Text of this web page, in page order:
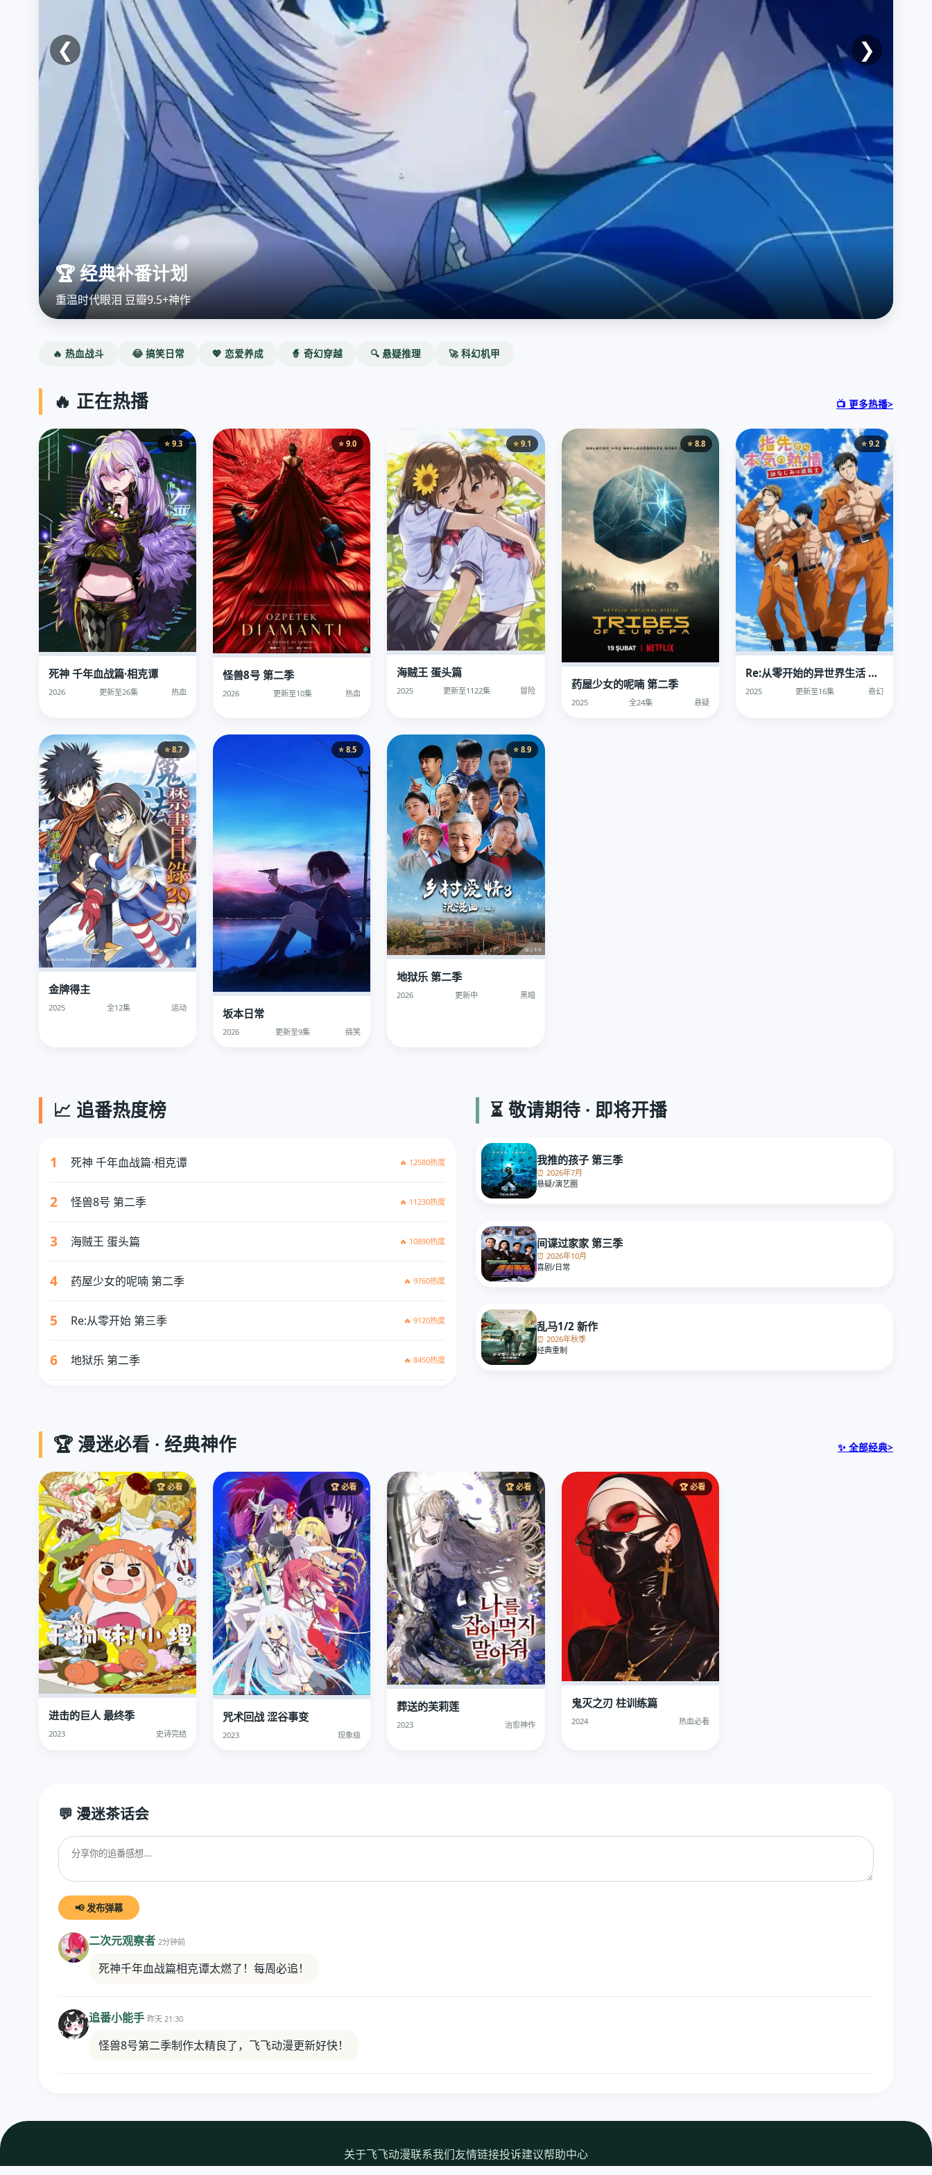
🏆 经典补番计划
重温时代眼泪 豆瓣9.5+神作
❮ ❯
🔥 热血战斗 😂 搞笑日常 💖 恋爱养成 🧙 奇幻穿越 🔍 悬疑推理 🚀 科幻机甲
🔥 正在热播 📺 更多热播>
⭐ 9.3
死神 千年血战篇·相克谭
2026 更新至26集 热血
⭐ 9.0
怪兽8号 第二季
2026 更新至10集 热血
⭐ 9.1
海贼王 蛋头篇
2025 更新至1122集 冒险
⭐ 8.8
药屋少女的呢喃 第二季
2025 全24集 悬疑
⭐ 9.2
Re:从零开始的异世界生活 第三季
2025 更新至16集 奇幻
⭐ 8.7
金牌得主
2025 全12集 运动
⭐ 8.5
坂本日常
2026 更新至9集 搞笑
⭐ 8.9
地狱乐 第二季
2026 更新中 黑暗
📈 追番热度榜
1 死神 千年血战篇·相克谭 🔥 12580热度
2 怪兽8号 第二季 🔥 11230热度
3 海贼王 蛋头篇 🔥 10890热度
4 药屋少女的呢喃 第二季 🔥 9760热度
5 Re:从零开始 第三季 🔥 9120热度
6 地狱乐 第二季 🔥 8450热度
⏳ 敬请期待 · 即将开播
我推的孩子 第三季
⏰ 2026年7月
悬疑/演艺圈
间谍过家家 第三季
⏰ 2026年10月
喜剧/日常
乱马1/2 新作
⏰ 2026年秋季
经典重制
🏆 漫迷必看 · 经典神作 ✨ 全部经典>
🏆 必看
进击的巨人 最终季
2023 史诗完结
🏆 必看
咒术回战 涩谷事变
2023 现象级
🏆 必看
葬送的芙莉莲
2023 治愈神作
🏆 必看
鬼灭之刃 柱训练篇
2024 热血必看
💬 漫迷茶话会
📢 发布弹幕
二次元观察者 2分钟前
死神千年血战篇相克谭太燃了！每周必追！
追番小能手 昨天 21:30
怪兽8号第二季制作太精良了，飞飞动漫更新好快！
关于飞飞动漫联系我们友情链接投诉建议帮助中心